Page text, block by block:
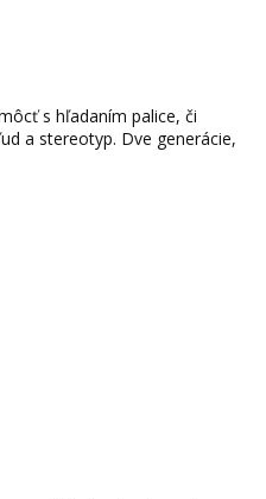
s hľadaním palice, či
a stereotyp. Dve generácie,